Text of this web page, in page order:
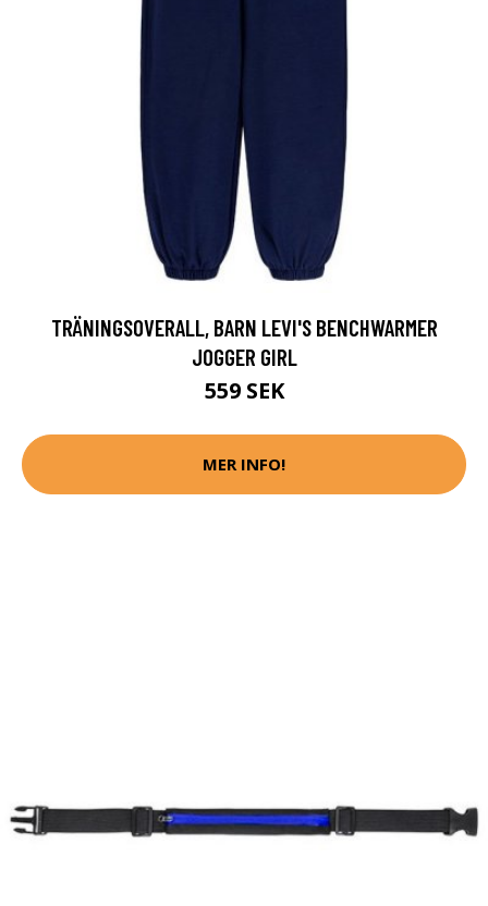
TRÄNINGSOVERALL, BARN LEVI'S BENCHWARMER
JOGGER GIRL
559 SEK
MER INFO!